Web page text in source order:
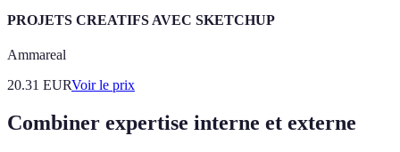
PROJETS CREATIFS AVEC SKETCHUP
Ammareal
20.31 EURVoir le prix
Combiner expertise interne et externe